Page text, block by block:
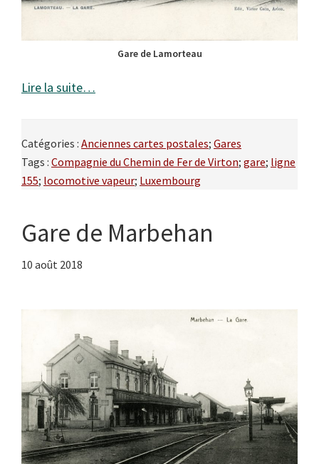
Gare de Lamorteau
Lire la suite…
Catégories : Anciennes cartes postales; Gares
Tags : Compagnie du Chemin de Fer de Virton; gare; ligne
155; locomotive vapeur; Luxembourg
Gare de Marbehan
10 août 2018